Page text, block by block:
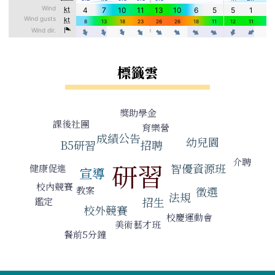
標籤雲
課後社團
獎助學金
B5研習成績公告
育樂營
招聘 幼兒園
健康促進 宣導 研習 智優資源班
介聘
校內競賽
鑑定
教案
校外競賽 招生 法規 徵選
餐前5分鐘
美術藝才班
校慶運動會